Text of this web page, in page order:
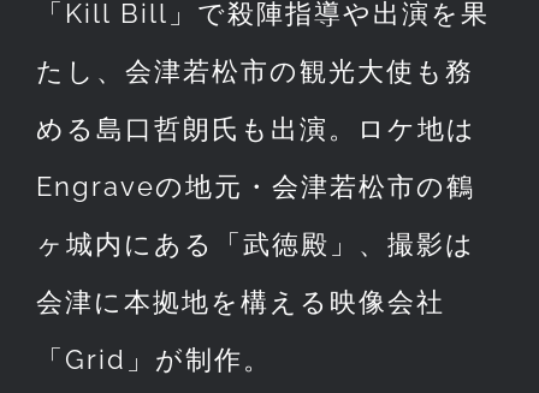
「Kill Bill」で殺陣指導や出演を果
たし、会津若松市の観光大使も務
める島口哲朗氏も出演。ロケ地は
Engraveの地元・会津若松市の鶴
ヶ城内にある「武徳殿」、撮影は
会津に本拠地を構える映像会社
「Grid」が制作。